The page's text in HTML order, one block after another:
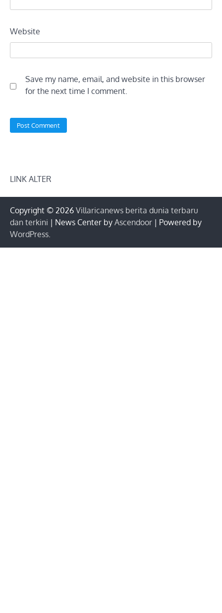
Website
Save my name, email, and website in this browser
for the next time I comment.
LINK ALTER
Copyright © 2026 Villaricanews berita dunia terbaru
dan terkini | News Center by Ascendoor | Powered by
WordPress